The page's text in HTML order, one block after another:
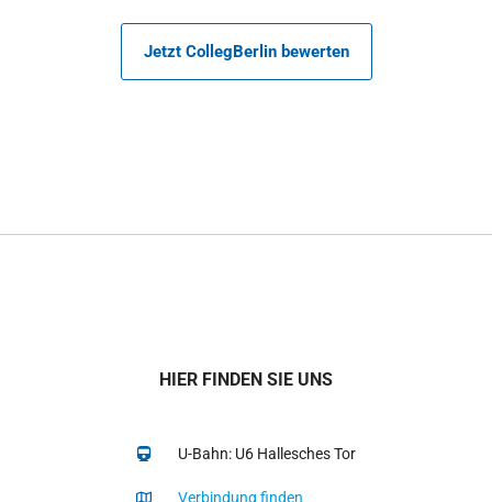
Jetzt CollegBerlin bewerten
HIER FINDEN SIE UNS
U-Bahn: U6 Hallesches Tor
Verbindung finden